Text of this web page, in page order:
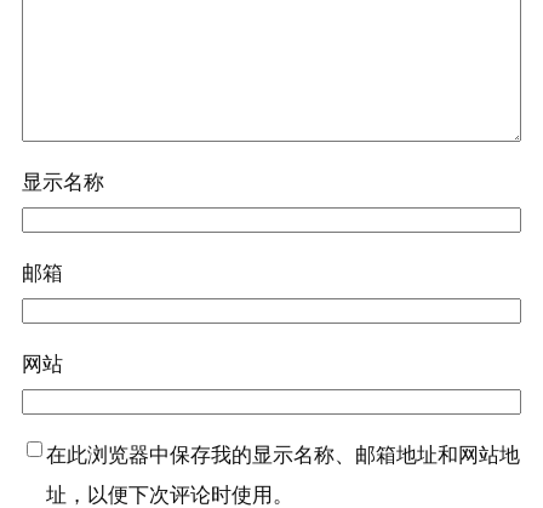
显示名称
邮箱
网站
在此浏览器中保存我的显示名称、邮箱地址和网站地
址，以便下次评论时使用。